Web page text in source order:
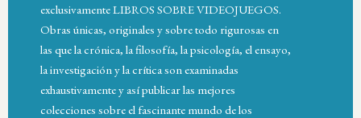
exclusivamente LIBROS SOBRE VIDEOJUEGOS.
Obras únicas, originales y sobre todo rigurosas en
las que la crónica, la filosofía, la psicología, el ensayo,
la investigación y la crítica son examinadas
exhaustivamente y así publicar las mejores
colecciones sobre el fascinante mundo de los